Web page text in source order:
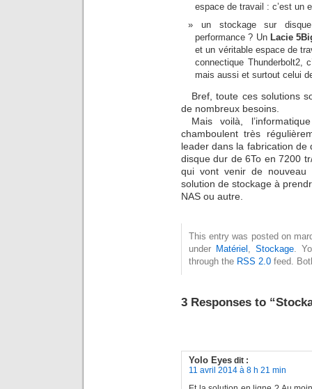
espace de travail : c’est un
un stockage sur
performance ? Un Lacie
et un véritable espace de
connectique Thunderbolt2,
mais aussi et surtout celui
Bref, toute ces solutions
de nombreux besoins.
Mais voilà,
chamboulent très
leader dans la fabrication de
disque dur de 6To en 7200
qui vont venir de nouveau
solution de stockage à
NAS ou autre.
This entry was posted on
under Matériel , Stockage.
through the RSS 2.0 feed.
3 Responses to
Yolo Eyes dit :
11 avril 2014 à 8 h 21 min